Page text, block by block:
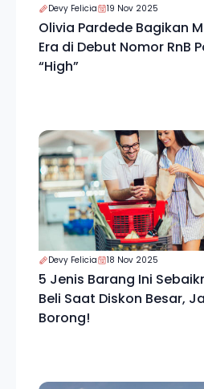
Devy Felicia 19 Nov 2025
Olivia Pardede Bagikan
Era di Debut Nomor RnB Pop 90’s Berjudul
“High”
Devy Felicia 18 Nov 2025
5 Jenis Barang Ini
Beli Saat Diskon Besar,
Borong!